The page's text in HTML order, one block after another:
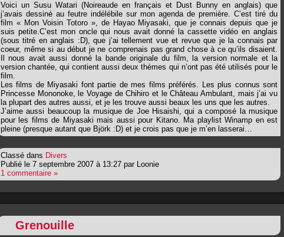
Voici un Susu Watari (Noireaude en français et Dust Bunny en anglais) que
j’avais dessiné au feutre indélébile sur mon agenda de première. C’est tiré du
film « Mon Voisin Totoro », de Hayao Miyasaki, que je connais depuis que je
suis petite.C’est mon oncle qui nous avait donné la cassette vidéo en anglais
(sous titré en anglais :D), que j’ai tellement vue et revue que je la connais par
coeur, même si au début je ne comprenais pas grand chose à ce qu’ils disaient.
Il nous avait aussi donné la bande originale du film, la version normale et la
version chantée, qui contient aussi deux thèmes qui n’ont pas été utilisés pour le
film.
Les films de Miyasaki font partie de mes films préférés. Les plus connus sont
Princesse Mononoke, le Voyage de Chihiro et le Château Ambulant, mais j’ai vu
la plupart des autres aussi, et je les trouve aussi beaux les uns que les autres.
J’aime aussi beaucoup la musique de Joe Hisaishi, qui a composé la musique
pour les films de Miyasaki mais aussi pour Kitano. Ma playlist Winamp en est
pleine (presque autant que Björk :D) et je crois pas que je m’en lasserai…
Classé dans Divers
Publié le 7 septembre 2007 à 13:27 par Loonie
1 commentaire »
Grenouille